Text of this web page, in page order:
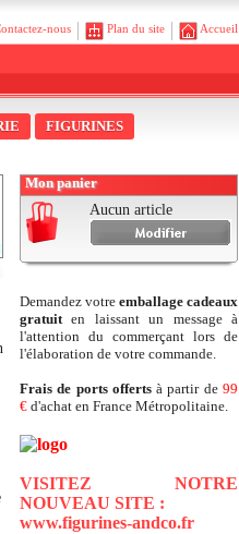
Accueil
Plan du site
nous
FIGURINES
Mon panier
Aucun article
Demandez votre emballage cadeaux
gratuiten laissant un message à
l'attention du commerçant lors de
l'élaboration de votre commande.
Frais de ports offertsà partir de99
€ d'achat en France Métropolitaine.
VISITEZ NOTRE
NOUVEAU SITE :
www.figurines-andco.fr